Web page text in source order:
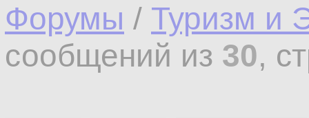
Форумы / Туризм и
сообщений из 30,